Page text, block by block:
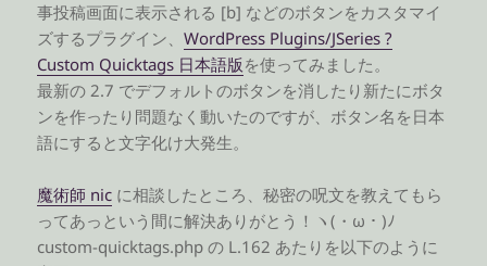
事投稿画面に表示される [b] などのボタンをカスタマイ
ズするプラグイン、WordPress Plugins/JSeries ?
Custom Quicktags 日本語版を使ってみました。
最新の 2.7 でデフォルトのボタンを消したり新たにボタ
ンを作ったり問題なく動いたのですが、ボタン名を日本
語にすると文字化け大発生。
魔術師 nic に相談したところ、秘密の呪文を教えてもら
ってあっという間に解決ありがとう！ヽ(・ω・)ﾉ
custom-quicktags.php の L.162 あたりを以下のように